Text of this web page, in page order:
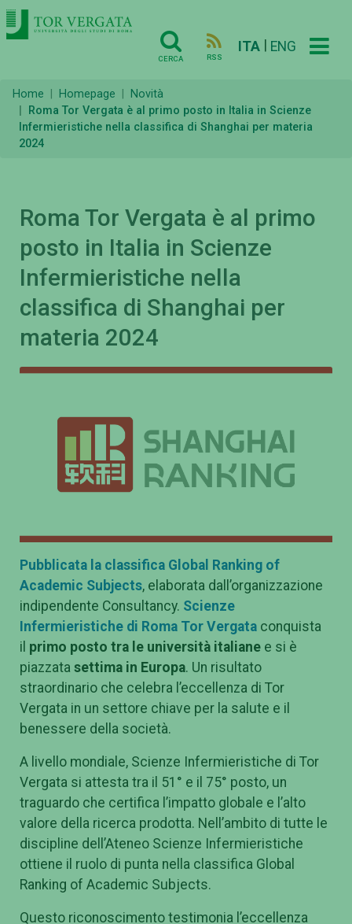
CERCA RSS
ITA ENG
Home Homepage
Novità
Roma Tor Vergata è al primo posto in Italia in Scienze
Infermieristiche nella classifica di Shanghai per materia
2024
Roma Tor Vergata è al primo
posto in Italia in Scienze
Infermieristiche nella
classifica di Shanghai per
materia 2024
Pubblicata la c lassifica Global Ranking of
Academic Subjects, elaborata dall’organizzazione
indipendente Consultancy. Scienze
Infermieristiche di Roma Tor Vergata conquista
il primo posto tra le università italiane e si è
piazzata settima in Europa. Un risultato
straordinario che celebra l’eccellenza di Tor
Vergata in un settore chiave per la salute e il
benessere della società.
A livello mondiale, Scienze Infermieristiche di Tor
Vergata si attesta tra il 51° e il 75° posto, un
traguardo che certifica l’impatto globale e l’alto
valore della ricerca prodotta. Nell’ambito di tutte le
discipline dell’Ateneo Scienze Infermieristiche
ottiene il ruolo di punta nella classifica Global
Ranking of Academic Subjects.
Questo riconoscimento testimonia l’eccellenza